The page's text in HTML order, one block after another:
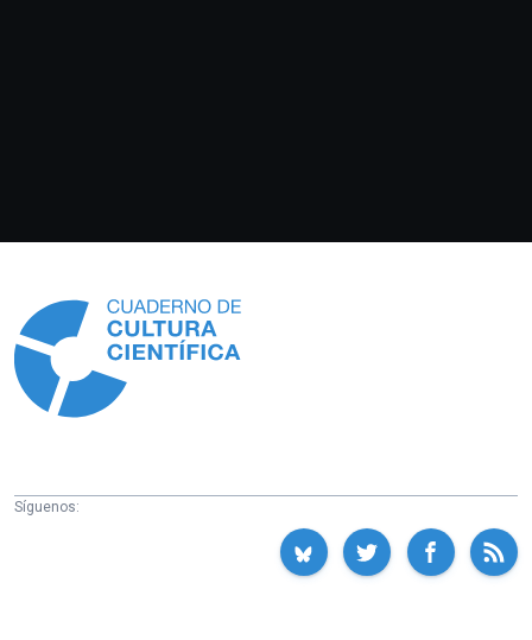
Síguenos: